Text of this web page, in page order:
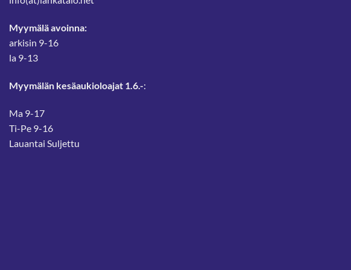
Myymälä avoinna:
arkisin 9-16
la 9-13
Myymälän kesäaukioloajat 1.6.-:
Ma 9-17
Ti-Pe 9-16
Lauantai Suljettu